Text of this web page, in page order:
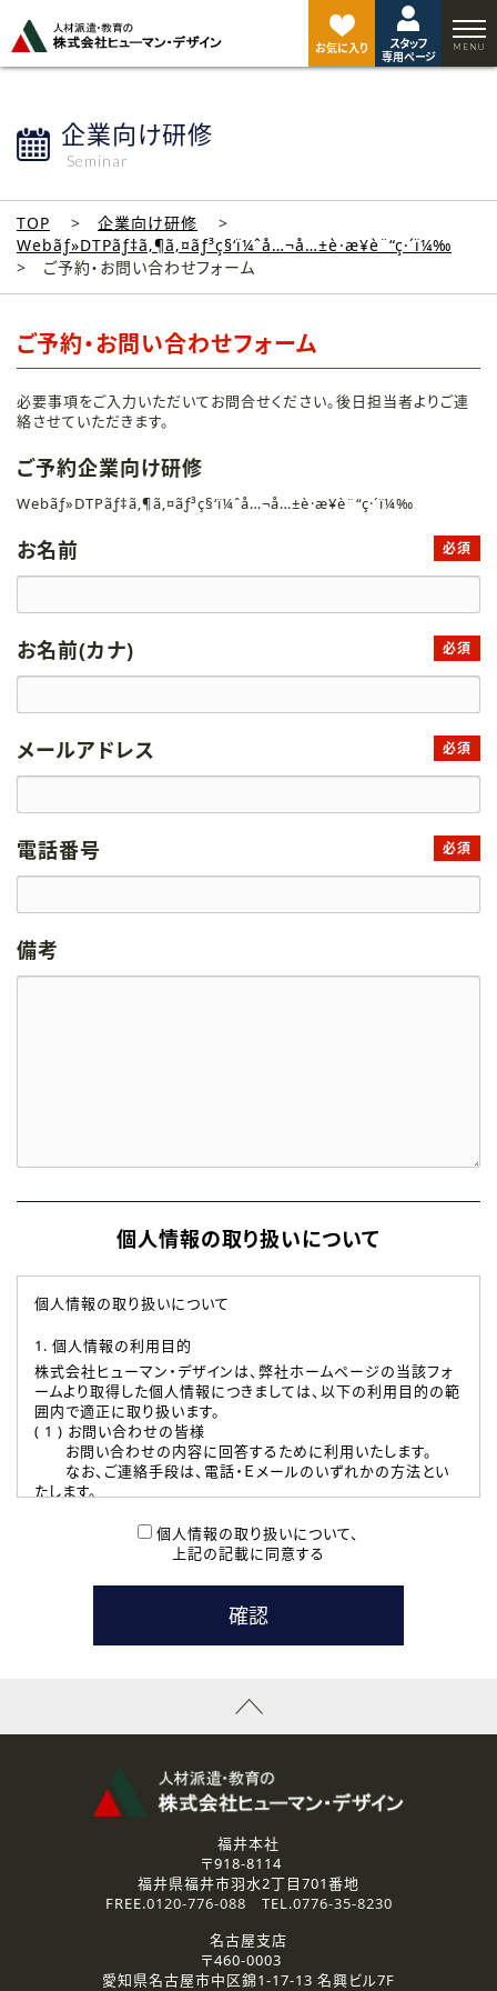
お気に入り
スタッフ
専用ページ
企業向け研修
Seminar
TOP
企業向け研修
Webãƒ»DTPãƒ‡ã‚¶ã‚¤ãƒ³ç§‘ï¼ˆå…¬å…±è·æ¥­è¨“ç·´ï¼‰
ご予約・お問い合わせフォーム
ご予約・お問い合わせフォーム
必要事項をご入力いただいてお問合せください。後日担当者よりご連
絡させていただきます。
ご予約企業向け研修
Webãƒ»DTPãƒ‡ã‚¶ã‚¤ãƒ³ç§‘ï¼ˆå…¬å…±è·æ¥­è¨“ç·´ï¼‰
お名前 必須
お名前(カナ) 必須
メールアドレス 必須
電話番号 必須
備考
個人情報の取り扱いについて
個人情報の取り扱いについて
1. 個人情報の利用目的
株式会社ヒューマン・デザインは、弊社ホームページの当該フォ
ームより取得した個人情報につきましては、以下の利用目的の範
囲内で適正に取り扱います。
( 1 ) お問い合わせの皆様
お問い合わせの内容に回答するために利用いたします。
なお、ご連絡手段は、電話・Ｅメールのいずれかの方法とい
たします。
本登録に関するご連絡および本登録時の参考情報として利
たします。
( 3 ) スタッフ派遣を検討されている企業の皆様
お問い合わせの内容に回答するために利用いたします。
なお、ご連絡手段は、電話・Ｅメールのいずれかの方法とい
資料送付、受講相談に関するご連絡のために利用いたしま
その他、お問い合わせの内容に回答するために利用いたし
なお、ご連絡手段は、電話・Ｅメールのいずれかの方法とい
2.個人情報の第三者提供
ご提供いただいた個人情報は、法令等の規定に従う場合を除き、
3.個人情報の取り扱いの委託
弊社の定める個人情報保護の評価基準を満たした委託先に、個
個人情報の取り扱いについて、
上記の記載に同意する
ジ
ト
福井本社
〒918-8114
福井県福井市羽水2丁目701番地
FREE.0120-776-088 TEL.0776-35-8230
名古屋支店
〒460-0003
愛知県名古屋市中区錦1-17-13 名興ビル7F